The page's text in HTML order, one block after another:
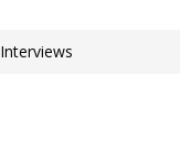
Interviews